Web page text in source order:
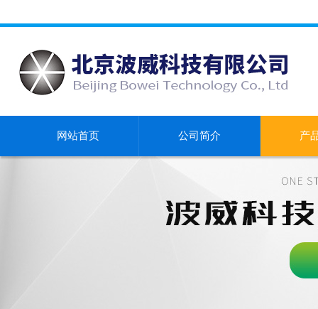
网站首页 公司简介 产